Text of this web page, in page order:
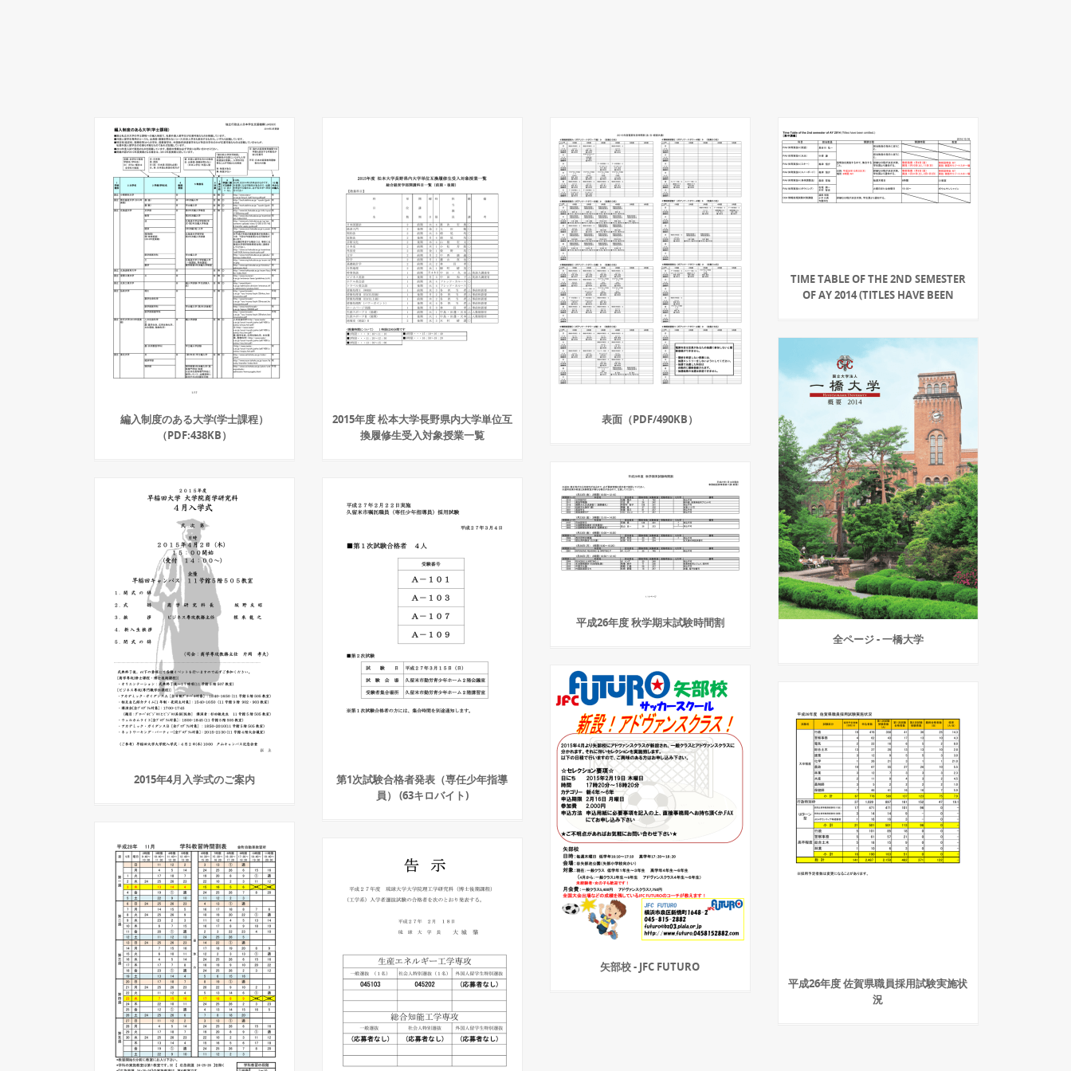
編入制度のある大学(学士課程）
（PDF:438KB）
2015年度 松本大学長野県内大学単位互
換履修生受入対象授業一覧
表面（PDF/490KB）
TIME TABLE OF THE 2ND SEMESTER
OF AY 2014 (TITLES HAVE BEEN
全ページ - 一橋大学
平成26年度 秋学期末試験時間割
2015年4月入学式のご案内
第1次試験合格者発表（専任少年指導
員） (63キロバイト)
矢部校 - JFC FUTURO
平成26年度 佐賀県職員採用試験実施状
況